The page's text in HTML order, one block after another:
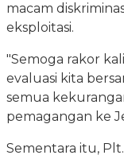
macam
eksploitasi.
"Semoga rakor
evaluasi kita
semua
pemagangan ke
Sementara itu,